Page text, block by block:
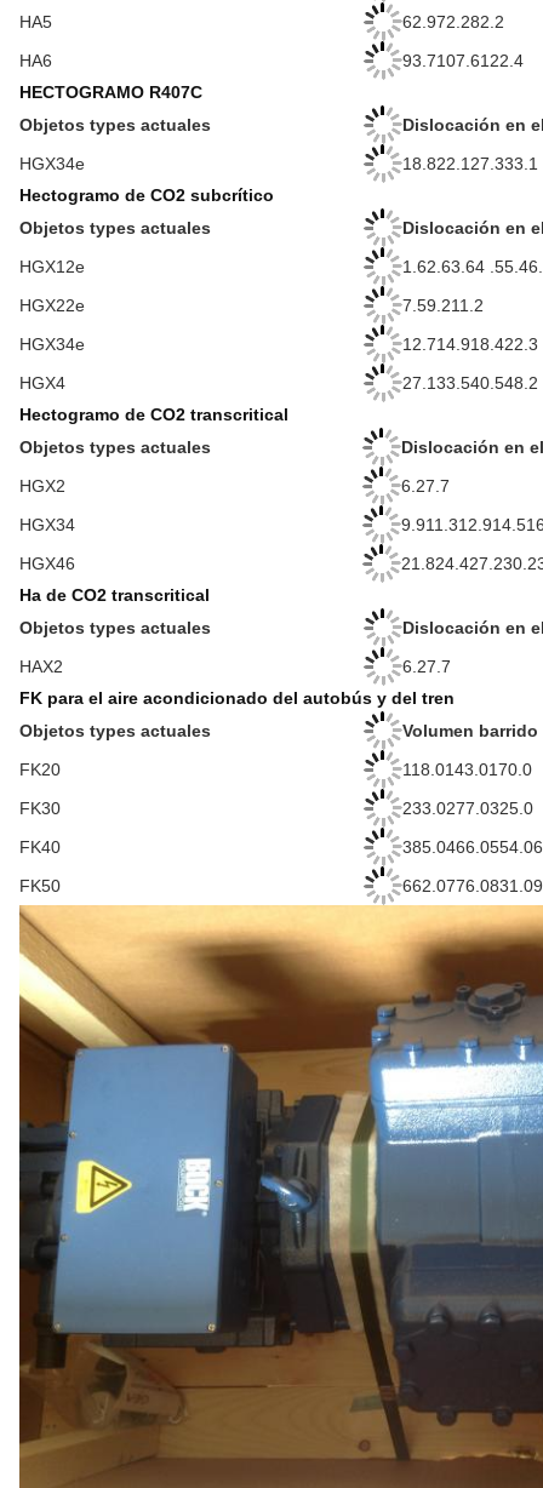
HA5
62.972.282.2
HA6
93.7107.6122.4
HECTOGRAMO R407C
Objetos types actuales
Dislocación en
HGX34e
18.822.127.333.1
Hectogramo de CO2 subcrítico
Objetos types actuales
Dislocación en
HGX12e
1.62.63.64
HGX22e
7.59.211.2
HGX34e
12.714.918.422.3
HGX4
27.133.540.548.2
Hectogramo de CO2 transcritical
Objetos types actuales
Dislocación en
HGX2
6.27.7
HGX34
HGX46
Ha de CO2 transcritical
Objetos types actuales
Dislocación en
HAX2
6.27.7
FK para el aire acondicionado del autobús y del tren
Objetos types actuales
Volumen barrido
FK20
118.0143.0170.0
FK30
233.0277.0325.0
FK40
FK50